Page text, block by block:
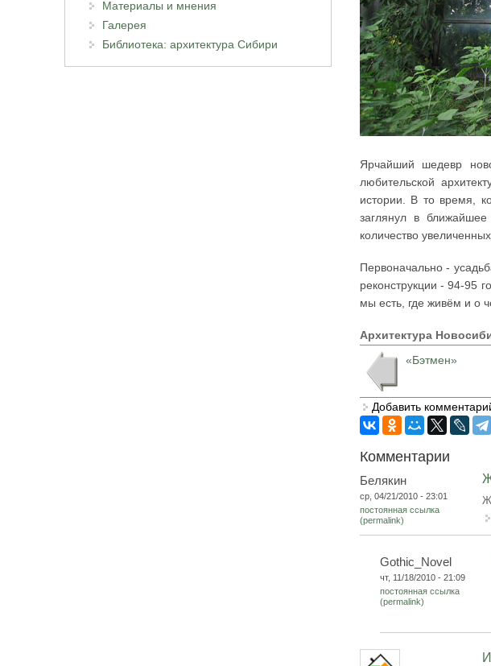
Ярчайший шедевр
любительской
истории. В то время,
заглянул в
количество
Первоначально -
реконструкции - 94-95
мы есть, где живём и о
Архитектура
«Бэтмен»
Добавить
Комментарии
Белякин
ср, 04/21/2010 - 23:01
постоянная ссылка
(permalink)
Gothic_Novel
чт, 11/18/2010 - 21:09
постоянная ссылка
(permalink)
Материалы и мнения
Галерея
Библиотека: архитектура Сибири